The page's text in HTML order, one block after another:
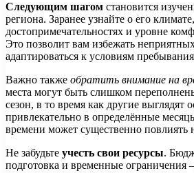
Следующим шагом становится
региона. Заранее узнайте о его климате,
достопримечательностях и уровне
Это позволит вам избежать
адаптироваться к условиям
Важно также обратить внимание на
места могут быть слишком
сезон, в то время как другие выглядят
привлекательно в определённые
времени может существенно повлиять
Не забудьте учесть свои ресурсы.
подготовка и временные ограничения